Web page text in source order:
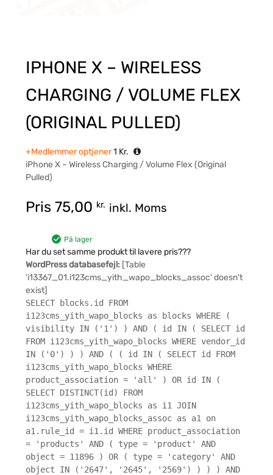
IPHONE X – WIRELESS
CHARGING / VOLUME FLEX
(ORIGINAL PULLED)
+Medlemmer optjener1 Kr.
iPhone X – Wireless Charging / Volume Flex (Original
Pulled)
Pris 75,00 kr. inkl. Moms
På lager
Har du set samme produkt til lavere pris???
WordPress databasefejl: [Table
'i13367_01.i123cms_yith_wapo_blocks_assoc' doesn't
exist]
SELECT blocks.id FROM
i123cms_yith_wapo_blocks as blocks WHERE (
visibility IN ('1') ) AND ( id IN ( SELECT id
FROM i123cms_yith_wapo_blocks WHERE vendor_id
IN ('0') ) ) AND ( ( id IN ( SELECT id FROM
i123cms_yith_wapo_blocks WHERE
product_association = 'all' ) OR id IN (
SELECT DISTINCT(id) FROM
i123cms_yith_wapo_blocks as i1 JOIN
i123cms_yith_wapo_blocks_assoc as a1 on
a1.rule_id = i1.id WHERE product_association
= 'products' AND ( type = 'product' AND
object = 11896 ) OR ( type = 'category' AND
object IN ('2647', '2645', '2569') ) ) ) AND